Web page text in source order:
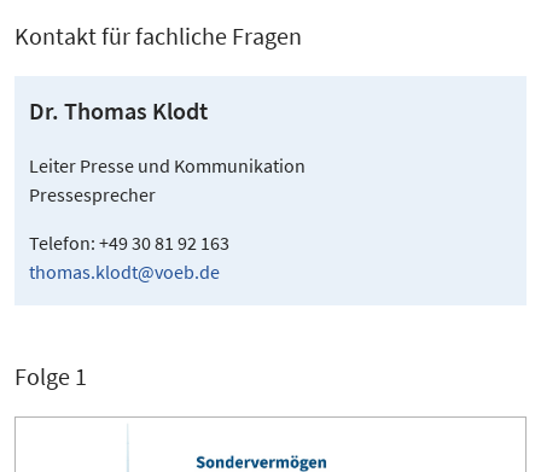
Kontakt für fachliche Fragen
Dr. Thomas Klodt
Leiter Presse und Kommunikation
Pressesprecher
Telefon: +49 30 81 92 163
thomas.klodt@voeb.de
Folge 1